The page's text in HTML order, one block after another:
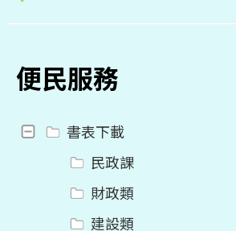
便民服務
書表下載
民政課
財政類
建設類